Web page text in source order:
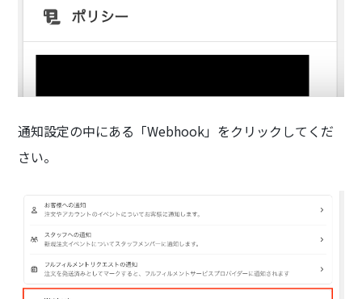
通知設定の中にある「Webhook」をクリックしてくだ
さい。